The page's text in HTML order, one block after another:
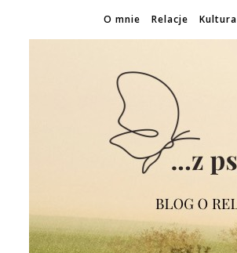
O mnie Relacje Kultura